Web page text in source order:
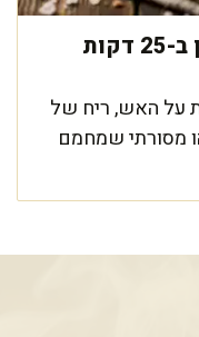
כבד עוף מפנק במחבת: מוכן ב-25 דקות
על האש, ריח של
מסורתי שמחמם